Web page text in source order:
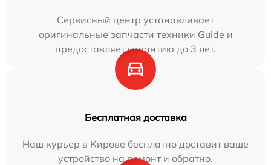
Сервисный центр устанавливает
оригинальные запчасти техники Guide и
предоставляет гарантию до 3 лет.
Бесплатная доставка
Наш курьер в Кирове бесплатно доставит ваше
устройство на ремонт и обратно.